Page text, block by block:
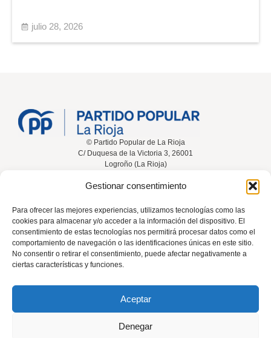
Gestionar consentimiento
Para ofrecer las mejores experiencias, utilizamos tecnologías como las
cookies para almacenar y/o acceder a la información del dispositivo. El
consentimiento de estas tecnologías nos permitirá procesar datos como el
comportamiento de navegación o las identificaciones únicas en este sitio.
No consentir o retirar el consentimiento, puede afectar negativamente a
ciertas características y funciones.
Aceptar
Denegar
julio 28, 2026
© Partido Popular de La Rioja
C/ Duquesa de la Victoria 3, 26001
Logroño (La Rioja)
Participa Contacta
rioja@pp.es